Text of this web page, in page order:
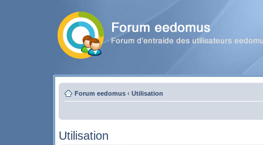
Forum eedomus ‹ Utilisation
Utilisation